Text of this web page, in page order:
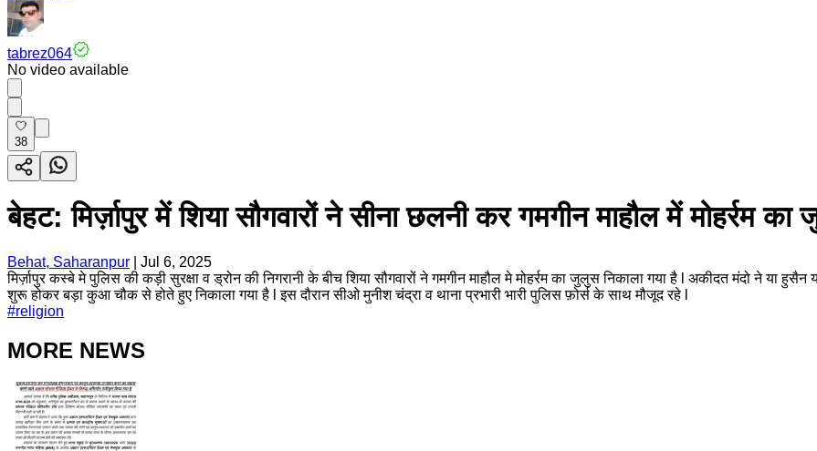
tabrez064
No video available
38
बेहट: मिर्ज़ापुर में शिया सौगवारों ने सीना छलनी कर गमगीन माहौल में मोहर्रम का
Behat, Saharanpur
Jul 6, 2025
मिर्ज़ापुर कस्बे मे पुलिस की कड़ी सुरक्षा व ड्रोन की निगरानी के बीच शिया सौगवारों ने गमगीन माहौल मे मोहर्रम का जुलुस निकाला गया है l अकीदत मंदो ने या
शुरू होकर बड़ा कुआ चौक से होते हुए निकाला गया है l इस दौरान सीओ मुनीश चंद्रा व थाना प्रभारी भारी पुलिस फ़ोर्स के साथ मौजूद रहे l
#religion
MORE NEWS